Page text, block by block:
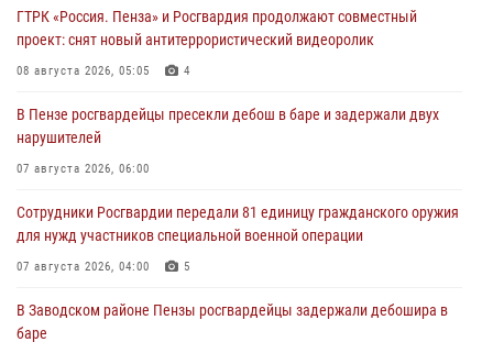
ГТРК «Россия. Пенза» и Росгвардия продолжают совместный
проект: снят новый антитеррористический видеоролик
08 августа 2026, 05:05 4
В Пензе росгвардейцы пресекли дебош в баре и задержали двух
нарушителей
07 августа 2026, 06:00
Сотрудники Росгвардии передали 81 единицу гражданского оружия
для нужд участников специальной военной операции
07 августа 2026, 04:00 5
В Заводском районе Пензы росгвардейцы задержали дебошира в
баре